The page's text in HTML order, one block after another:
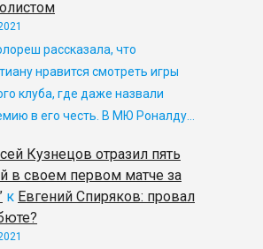
рассказала, что
нравится смотреть игры
клуба, где даже назвали
в его честь. В МЮ Роналду…
Кузнецов отразил пять
в своем первом матче за
к Евгений Спиряков: провал